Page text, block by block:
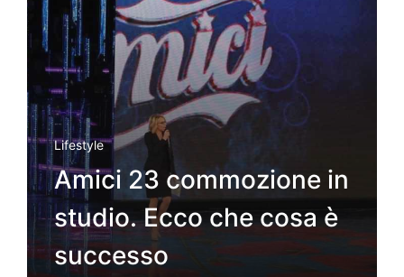
Lifestyle
Amici 23 commozione in
studio. Ecco che cosa è
successo